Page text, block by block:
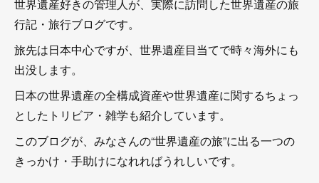
世界遺産好きの管理人が、実際に訪問した世界遺産の旅
行記・旅行ブログです。
旅先は日本中心ですが、世界遺産目当てで時々海外にも
出没します。
日本の世界遺産の全構成資産や世界遺産に関するちょっ
としたトリビア・雑学も紹介しています。
このブログが、みなさんの“世界遺産の旅”に出る一つの
きっかけ・手助けになれればうれしいです。